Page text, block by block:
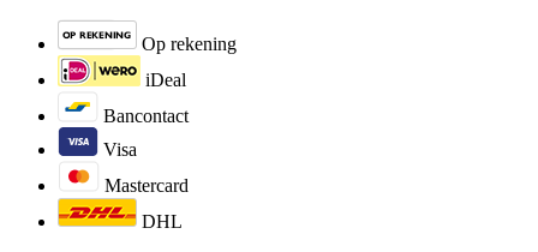
Op rekening
iDeal
Bancontact
Visa
Mastercard
DHL